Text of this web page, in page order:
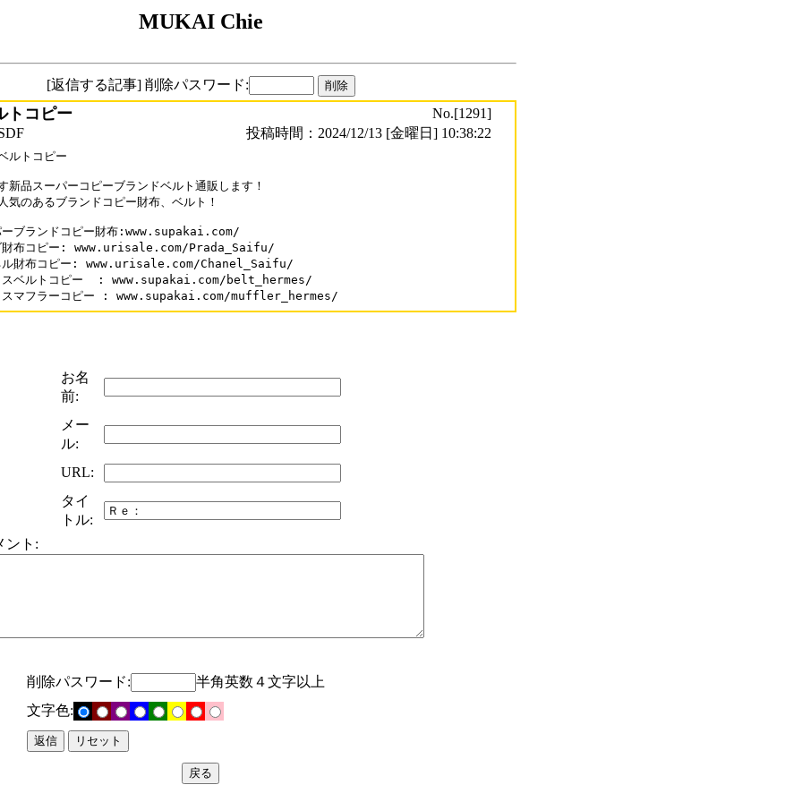
MUKAI Chie
[返信する記事] 削除パスワード:
トコピー
No.[1291]
投稿時間：2024/12/13 [金曜日] 10:38:22
ルトコピー
新品スーパーコピーブランドベルト通販します！
気のあるブランドコピー財布、ベルト！
ーブランドコピー財布:www.supakai.com/
財布コピー: www.urisale.com/Prada_Saifu/
ル財布コピー: www.urisale.com/Chanel_Saifu/
スベルトコピー  : www.supakai.com/belt_hermes/
スマフラーコピー : www.supakai.com/muffler_hermes/
お名
前:
メー
ル:
URL:
タイ
トル:
ント:
削除パスワード:
半角英数４文字以上
文字色: